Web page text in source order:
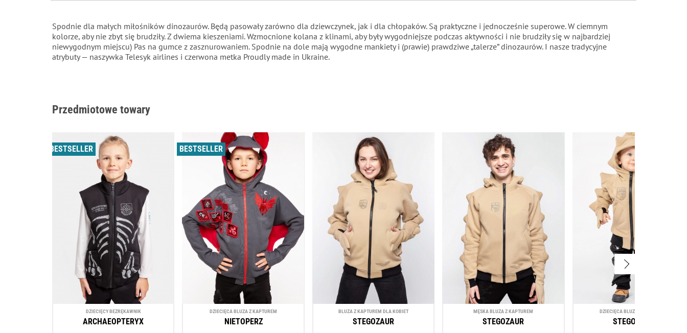
Spodnie dla małych miłośników dinozaurów. Będą pasowały zarówno dla dziewczynek, jak i dla chłopaków. Są praktyczne i jednocześnie superowe. W ciemnym
kolorze, aby nie zbyt się brudziły. Z dwiema kieszeniami. Wzmocnione kolana z klinami, aby były wygodniejsze podczas aktywności i nie brudziły się w najbardziej
niewygodnym miejscu) Pas na gumce z zasznurowaniem. Spodnie na dole mają wygodne mankiety i (prawie) prawdziwe „talerze” dinozaurów. I nasze tradycyjne
atrybuty — naszywka Telesyk airlines i czerwona metka Proudly made in Ukraine.
Przedmiotowe towary
BESTSELLER
DZIECIĘCY BEZRĘKAWNIK
ARCHAEOPTERYX
BESTSELLER
DZIECIĘCA BLUZA Z KAPTUREM
NIETOPERZ
BLUZA Z KAPTUREM DLA KOBIET
STEGOZAUR
MĘSKA BLUZA Z KAPTUREM
STEGOZAUR
DZIECIĘCA BLUZA Z KAPTUREM
STEGOZAUR